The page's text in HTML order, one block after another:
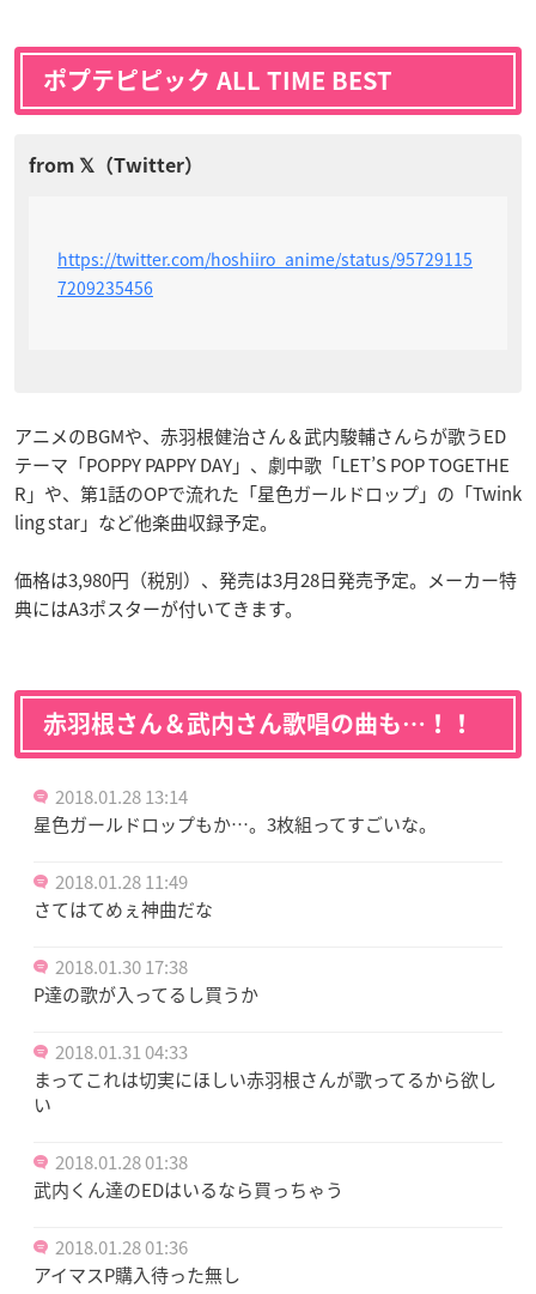
ポプテピピック ALL TIME BEST
https://twitter.com/hoshiiro_anime/status/95729115
7209235456
アニメのBGMや、赤羽根健治さん＆武内駿輔さんらが歌うED
テーマ「POPPY PAPPY DAY」、劇中歌「LET’S POP TOGETHE
R」や、第1話のOPで流れた「星色ガールドロップ」の「Twink
ling star」など他楽曲収録予定。
価格は3,980円（税別）、発売は3月28日発売予定。メーカー特
典にはA3ポスターが付いてきます。
赤羽根さん＆武内さん歌唱の曲も…！！
2018.01.28 13:14
星色ガールドロップもか…。3枚組ってすごいな。
2018.01.28 11:49
さてはてめぇ神曲だな
2018.01.30 17:38
P達の歌が入ってるし買うか
2018.01.31 04:33
まってこれは切実にほしい赤羽根さんが歌ってるから欲し
い
2018.01.28 01:38
武内くん達のEDはいるなら買っちゃう
2018.01.28 01:36
アイマスP購入待った無し